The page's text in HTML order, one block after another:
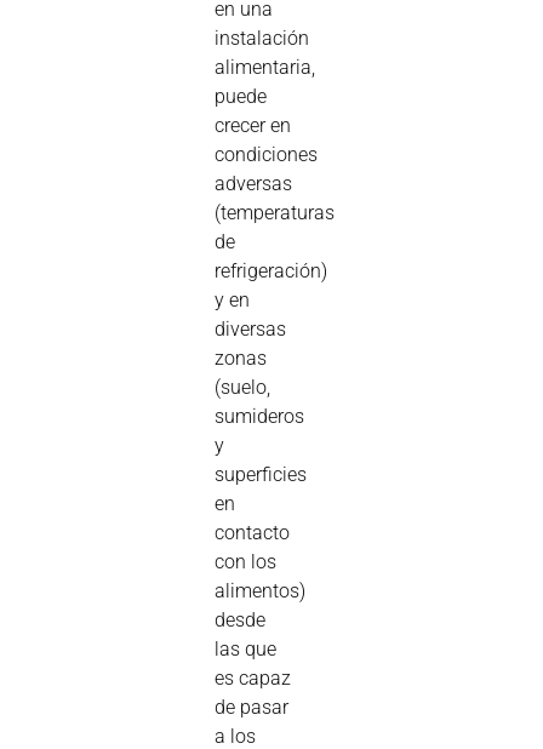
en una
instalación
alimentaria,
puede
crecer en
condiciones
adversas
(temperaturas
de
refrigeración)
y en
diversas
zonas
(suelo,
sumideros
y
superficies
en
contacto
con los
alimentos)
desde
las que
es capaz
de pasar
a los